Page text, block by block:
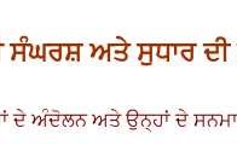
ਅਤੇ ਸੁਧਾਰ ਦੀ
ਦੇ ਅੰਦੋਲਨ ਅਤੇ ਉਨ੍ਹਾਂ ਦੇ